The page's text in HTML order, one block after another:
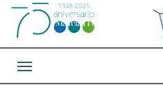
Toggle navigation